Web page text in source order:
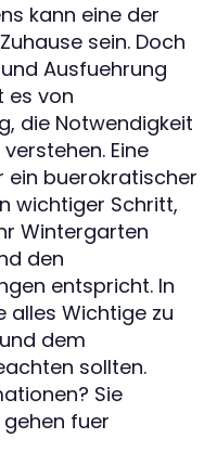
kann eine der
sein. Doch
Ausfuehrung
es von
die Notwendigkeit
Eine
ein buerokratischer
wichtiger Schritt,
Wintergarten
den
entspricht. In
alles Wichtige zu
dem
sollten.
Sie
gehen fuer